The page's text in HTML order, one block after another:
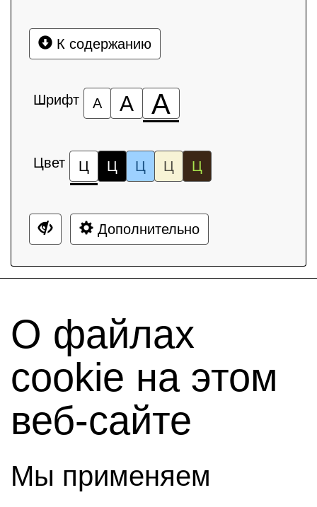
К содержанию
Шрифт А А А
Цвет Ц Ц Ц Ц Ц
Дополнительно
О файлах
cookie на этом
веб-сайте
Мы применяем